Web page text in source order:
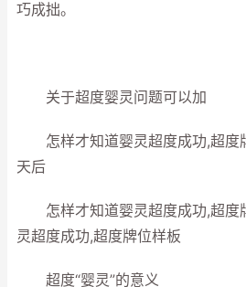
巧成拙。
关于超度婴灵问题可以加
怎样才知道婴灵超度成功,超度
天后
怎样才知道婴灵超度成功,超度
灵超度成功,超度牌位样板
超度“婴灵”的意义